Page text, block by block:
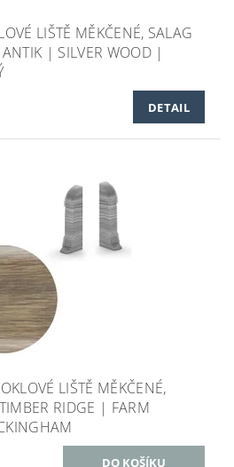
LIŠTĚ MĚKČENÉ, SALAG
| SILVER WOOD |
DETAIL
LIŠTĚ MĚKČENÉ,
RIDGE | FARM